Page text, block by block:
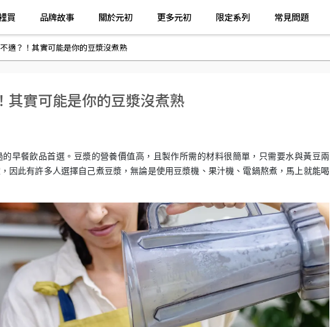
買 品牌故事 關於元初 更多元初 限定系列 常見問題
適？！其實可能是你的豆漿沒煮熟
其實可能是你的豆漿沒煮熟
早餐飲品首選。豆漿的營養價值高，且製作所需的材料很簡單，只需要水與黃豆兩
因此有許多人選擇自己煮豆漿，無論是使用豆漿機、果汁機、電鍋熬煮，馬上就能喝